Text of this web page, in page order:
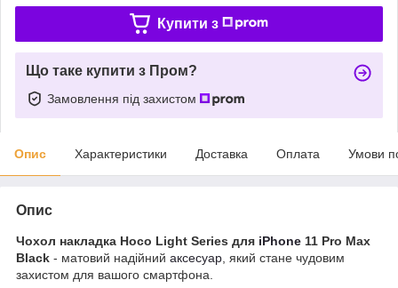
Купити з
Що таке купити з Пром?
Замовлення під захистом
Опис Характеристики Доставка Оплата Умови
Опис
Чохол накладка Hoco Light Series для iPhone 11 Pro Max
Black - матовий надійний аксесуар , який стане чудовим
захистом для вашого смартфона.